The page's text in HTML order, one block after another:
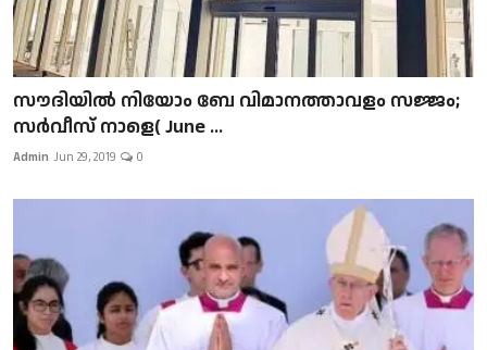
സൗദിയിൽ നിയോം ബേ വിമാനത്താവളം സജ്ജം;
സർവീസ് നാളെ( June ...
Admin Jun 29, 2019 0